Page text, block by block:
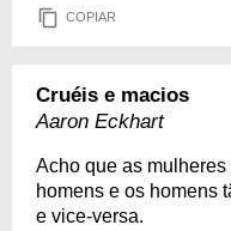
COPIAR
Cruéis e macios
Aaron Eckhart
Acho que as
homens e os homens
e vice-versa.